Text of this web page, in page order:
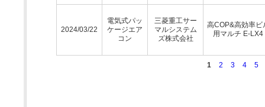
2024/03/22
電気式パッ
ケージエア
コン
三菱重工サー
マルシステム
ズ株式会社
高COP&高効率ビ
用マルチ E-LX4
1 2 3 4 5